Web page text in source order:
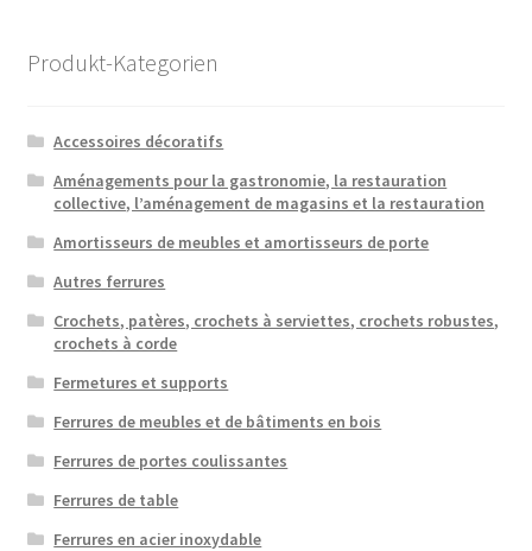
Produkt-Kategorien
Accessoires décoratifs
Aménagements pour la gastronomie, la restauration
collective, l’aménagement de magasins et la restauration
Amortisseurs de meubles et amortisseurs de porte
Autres ferrures
Crochets, patères, crochets à serviettes, crochets robustes,
crochets à corde
Fermetures et supports
Ferrures de meubles et de bâtiments en bois
Ferrures de portes coulissantes
Ferrures de table
Ferrures en acier inoxydable